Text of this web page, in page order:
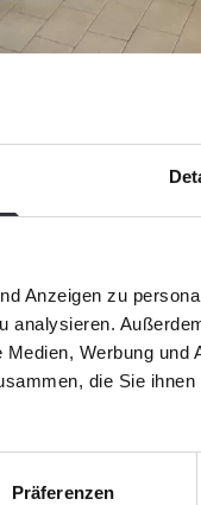
Anzeigen zu
analysieren.
Werbung
die Sie
Präferenzen
con un
éxito.
de confianza
de Telemet
nuestros
de Telemet,
posible este